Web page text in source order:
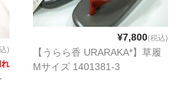
)
¥7,800(税込)
【うらら香 URARAKA*】草履
Mサイズ 1401381-3